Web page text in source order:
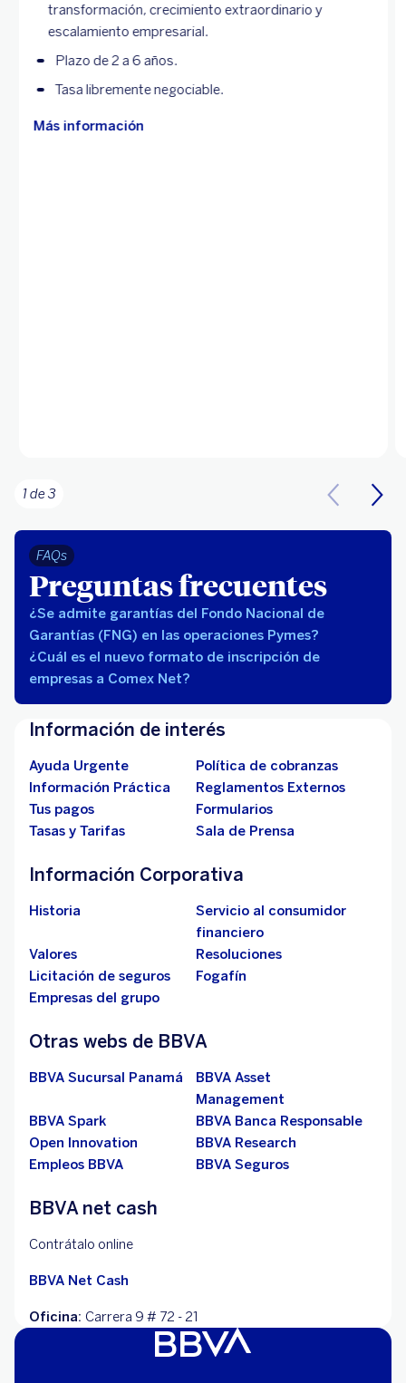
transformación, crecimiento extraordinario y
escalamiento empresarial.
Plazo de 2 a 6 años.
Tasa libremente negociable.
Más información
1 de 3
FAQs
Preguntas frecuentes
¿Se admite garantías del Fondo Nacional de
Garantías (FNG) en las operaciones Pymes?
¿Cuál es el nuevo formato de inscripción de
empresas a Comex Net?
Información de interés
Ayuda Urgente
Política de cobranzas
Información Práctica
Reglamentos Externos
Tus pagos
Formularios
Tasas y Tarifas
Sala de Prensa
Información Corporativa
Historia
Servicio al consumidor
financiero
Valores
Resoluciones
Licitación de seguros
Fogafín
Empresas del grupo
Otras webs de BBVA
BBVA Sucursal Panamá
BBVA Asset
Management
BBVA Spark
BBVA Banca Responsable
Open Innovation
BBVA Research
Empleos BBVA
BBVA Seguros
BBVA net cash
Contrátalo online
BBVA Net Cash
Oficina: Carrera 9 # 72 - 21